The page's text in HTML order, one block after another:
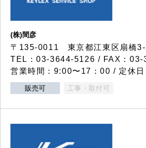
(株)間彦
〒135-0011 東京都江東区扇橋
TEL：03-3644-5126 / FAX：03-
営業時間：9:00〜17：00 / 定休日
販売可 工事・取付可